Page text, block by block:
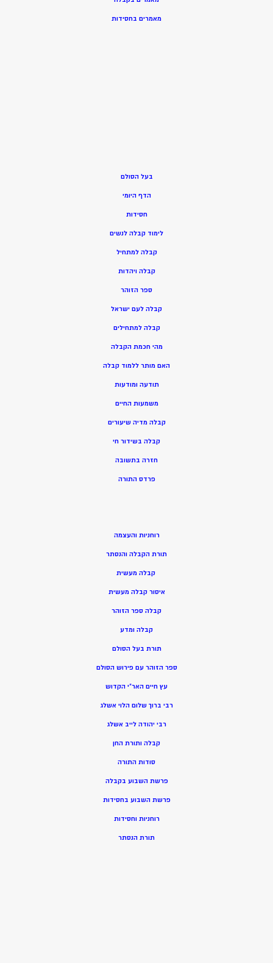
מאמרים בחסידות
בעל הסולם
הדף היומי
חסידות
לימוד קבלה לנשים
קבלה למתחיל
קבלה ויהדות
ספר הזוהר
קבלה לעם ישראל
קבלה למתחילים
מהי חכמת הקבלה
האם מותר ללמוד קבלה
תודעה ומודעות
משמעות החיים
קבלה מדיה שיעורים
קבלה בשידור חי
חזרה בתשובה
פרדס התורה
רוחניות והעצמה
תורת הקבלה והנסתר
קבלה מעשית
איסור קבלה מעשית
קבלה ספר הזוהר
קבלה ומדע
תורת בעל הסולם
ספר הזוהר עם פירוש הסולם
עץ חיים האר”י הקדוש
רבי ברוך שלום הלוי אשלג
רבי יהודה לייב אשלג
קבלה ותורת החן
סודות התורה
פרשת השבוע בקבלה
פרשת השבוע בחסידות
רוחניות וחסידות
תורת הנסתר